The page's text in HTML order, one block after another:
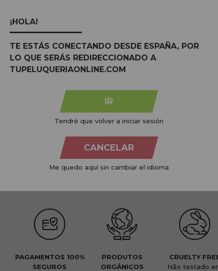
Quer um cabelo brilhante, desembaraçado, macio e
bem cuidado?
Experimente nossos condicionadores naturais.
Dizer 'não' aos produtos químicos fará com que você
veja resultados incríveis em seu cabelo. E além de
condicionadores respeitam o meio ambiente.
Não deixe de conhecer nossos produtos para
condicionar seus cabelos.
PAGAMENTOS 100%
SEGUROS
PRODUTOS
ORGÂNICOS
CRUELTY
Não testado
¡HOLA!
TE ESTÁS CONECTANDO DESDE ESPAÑA, POR
LO QUE SERÁS REDIRECCIONADO A
TUPELUQUERIAONLINE.COM
IR
Tendré que volver a iniciar sesión
CANCELAR
Me quedo aquí sin cambiar el idioma